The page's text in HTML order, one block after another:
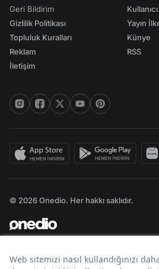
Geri Bildirim
Gizlilik Politikası
Topluluk Kuralları
Reklam
İletişim
Yayın
Künye
RSS
© 2026 Onedio. Her hakkı saklıdır.
Bir markasıdır.